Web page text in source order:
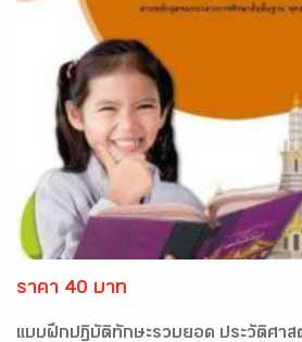
ราคา 40 บาท
แบบฝึกปฏิบัติทักษะรวบยอด ประวัติศาส